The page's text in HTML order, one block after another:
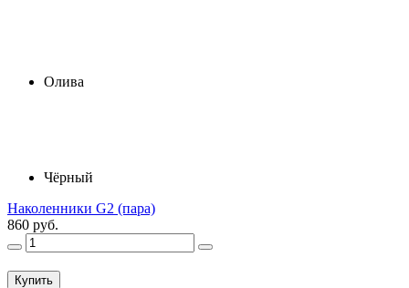
Олива
Чёрный
Наколенники G2 (пара)
860 руб.
Купить